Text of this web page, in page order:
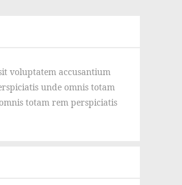
voluptatem accusantium
unde omnis totam
totam rem perspiciatis